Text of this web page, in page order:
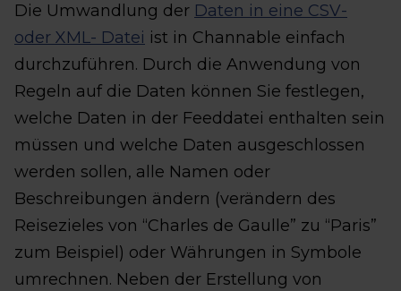
Die Umwandlung der Daten in eine CSV-
oder XML- Datei ist in Channable einfach
durchzuführen. Durch die Anwendung von
Regeln auf die Daten können Sie festlegen,
welche Daten in der Feeddatei enthalten sein
müssen und welche Daten ausgeschlossen
werden sollen, alle Namen oder
Beschreibungen ändern (verändern des
Reisezieles von “Charles de Gaulle” zu “Paris”
zum Beispiel) oder Währungen in Symbole
umrechnen. Neben der Erstellung von